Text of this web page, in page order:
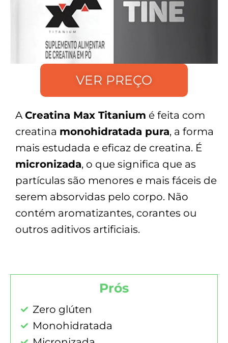
VER PREÇO
A Creatina Max Titanium é feita com
creatina monohidratada pura, a forma
mais estudada e eficaz de creatina. É
micronizada, o que significa que as
partículas são menores e mais fáceis de
serem absorvidas pelo corpo. Não
contém aromatizantes, corantes ou
outros aditivos artificiais.
Prós
Zero glúten
Monohidratada